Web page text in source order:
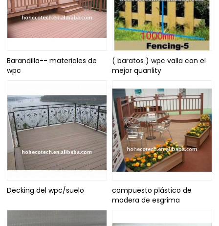
Barandilla-- materiales de
wpc
( baratos ) wpc valla con el
mejor quanlity
Decking del wpc/suelo
compuesto plástico de
madera de esgrima